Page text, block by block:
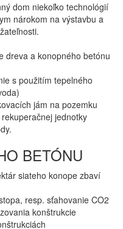
dom niekoľko technológií
nárokom na výstavbu a
dreva a konopného betónu
s použitím tepelného
jám na pozemku
jednotky
BETÓNU
siateho konope zbaví
resp. sťahovanie CO2
konštrukcie